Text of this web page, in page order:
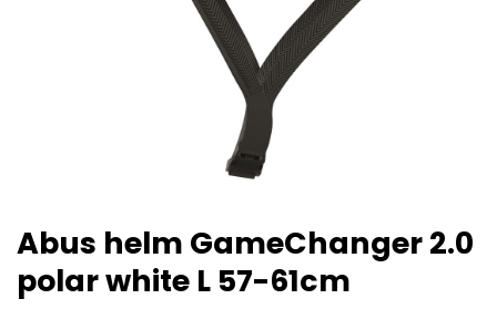
Abus helm GameChanger 2.0
polar white L 57-61cm